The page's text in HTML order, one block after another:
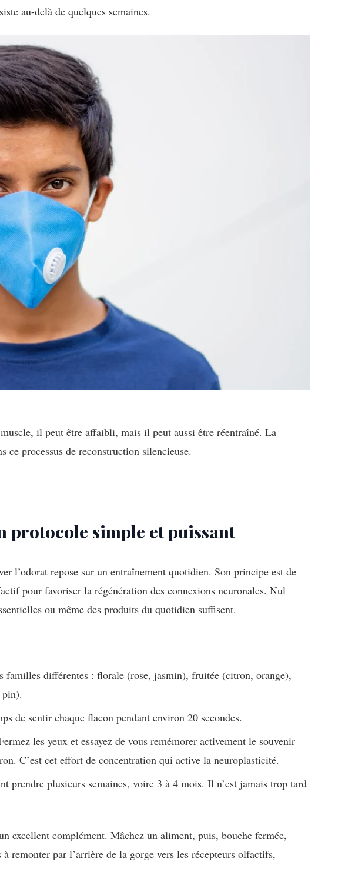
au-delà de quelques semaines.
il peut être affaibli, mais il peut aussi être réentraîné. La
processus de reconstruction silencieuse.
protocole simple et puissant
l’odorat repose sur un entraînement quotidien. Son principe est de
pour favoriser la régénération des connexions neuronales. Nul
ou même des produits du quotidien suffisent.
familles différentes : florale (rose, jasmin), fruitée (citron, orange),
de sentir chaque flacon pendant environ 20 secondes.
les yeux et essayez de vous remémorer activement le souvenir
C’est cet effort de concentration qui active la neuroplasticité.
prendre plusieurs semaines, voire 3 à 4 mois. Il n’est jamais trop tard
excellent complément. Mâchez un aliment, puis, bouche fermée,
remonter par l’arrière de la gorge vers les récepteurs olfactifs,